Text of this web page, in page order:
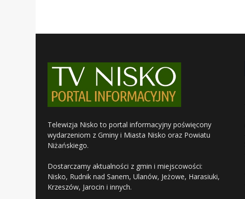
Telewizja Nisko to portal informacyjny poświęcony
wydarzeniom z Gminy i Miasta Nisko oraz Powiatu
Niżańskiego.
Dostarczamy aktualności z gmin i miejscowości:
Nisko, Rudnik nad Sanem, Ulanów, Jeżowe, Harasiuki,
Krzeszów, Jarocin i innych.